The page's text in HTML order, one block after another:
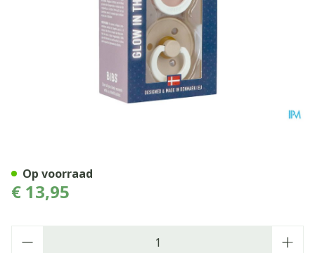
€ 13,95
Op voorraad